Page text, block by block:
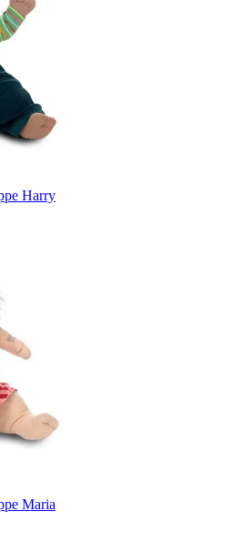
Harry
Maria